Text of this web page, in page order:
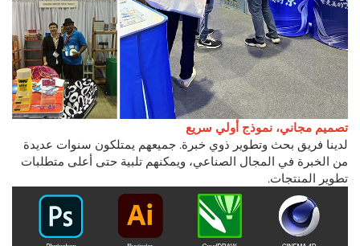
تصميم مجاني، نموذج أولي سريع
لدينا فريق بحث وتطوير ذوي خبرة. جميعهم يمتلكون سنوات عديدة
من الخبرة في المجال الصناعي، ويمكنهم تلبية حتى أعلى متطلبات
تطوير المنتجات.